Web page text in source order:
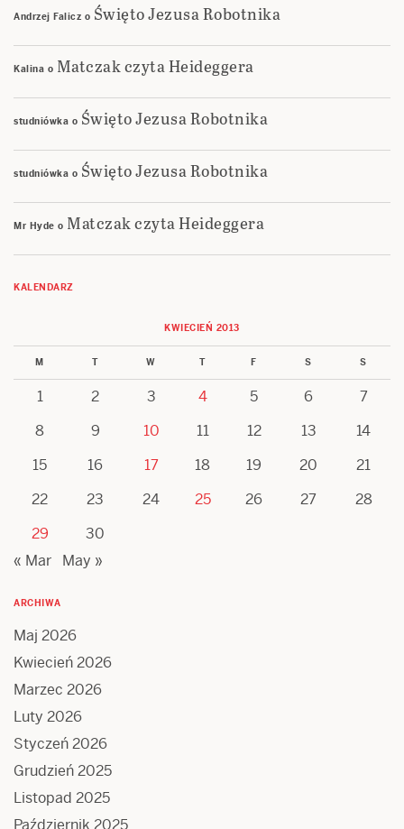
Andrzej Falicz o Święto Jezusa Robotnika
Kalina o Matczak czyta Heideggera
studniówka o Święto Jezusa Robotnika
studniówka o Święto Jezusa Robotnika
Mr Hyde o Matczak czyta Heideggera
KALENDARZ
KWIECIEŃ 2013
M T W T F S S
1 2 3 4 5 6
7
8
9 10 11 12 13
14
15
16 17 18 19 20
21
22
23 24 25 26 27
28
29
30
« Mar
May »
ARCHIWA
Maj 2026
Kwiecień 2026
Marzec 2026
Luty 2026
Styczeń 2026
Grudzień 2025
Listopad 2025
Październik 2025